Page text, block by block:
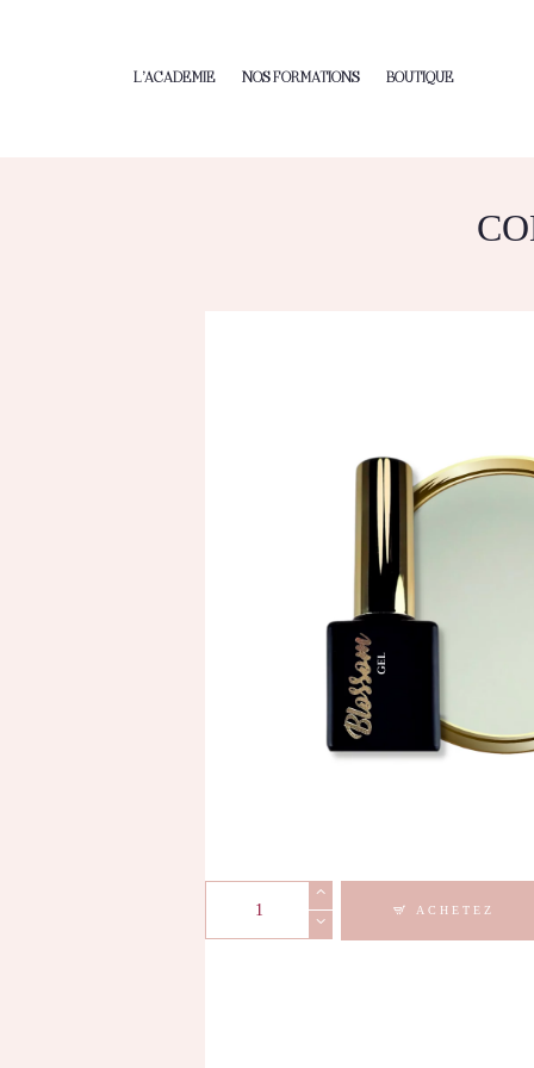
L’ACADEMIE NOS FORMATIONS BOUTIQUE
ACHETEZ